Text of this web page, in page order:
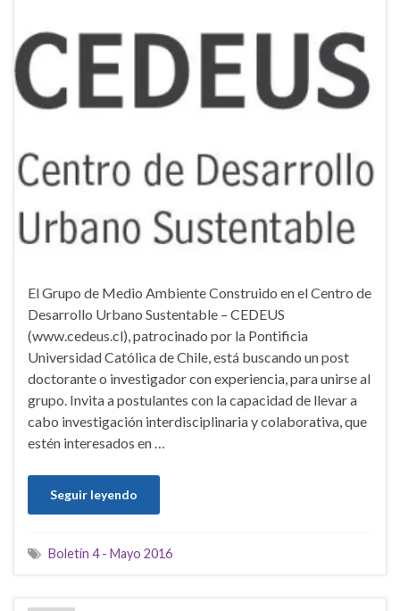
El Grupo de Medio Ambiente Construido en el Centro de
Desarrollo Urbano Sustentable – CEDEUS
(www.cedeus.cl), patrocinado por la Pontificia
Universidad Católica de Chile, está buscando un post
doctorante o investigador con experiencia, para unirse al
grupo. Invita a postulantes con la capacidad de llevar a
cabo investigación interdisciplinaria y colaborativa, que
estén interesados en …
Seguir leyendo
Boletín 4 - Mayo 2016